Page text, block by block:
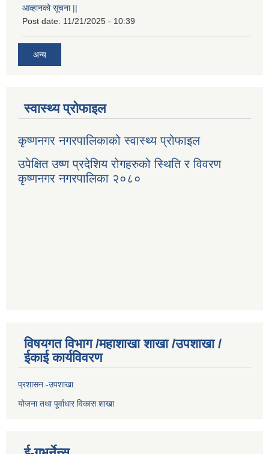
आव्हानको सूचना ||
Post date: 11/21/2025 - 10:39
अन्य
स्वास्थ्य प्रोफाइल
कृष्णनगर नगरपालिकाको स्वास्थ्य प्रोफाइल
उपेक्षित उष्ण प्रदेशिय रोगहरुको स्थिति र विवरण
कृष्णनगर नगरपालिका २०८०
विषयगत विभाग /महाशाखा शाखा /उपशाखा /
ईकाई कार्यविवरण
प्रशासन -उपशाखा
योजना तथा पूर्वाधार विकास शाखा